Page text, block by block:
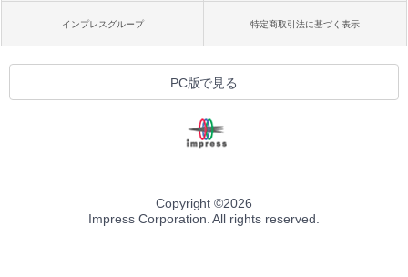
インプレスグループ 特定商取引法に基づく表示
PC版で見る
Copyright ©2026
Impress Corporation. All rights reserved.